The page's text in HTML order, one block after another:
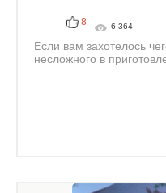
8 6 364
Если вам захотелось
несложного в